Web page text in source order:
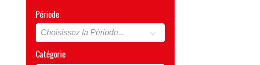
Période
Catégorie